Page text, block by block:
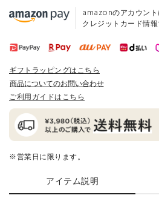
amazonのアカウント
クレジットカード情報
ギフトラッピングはこちら
商品についてのお問い合わせ
ご利用ガイドはこちら
※営業日に限ります。
アイテム説明